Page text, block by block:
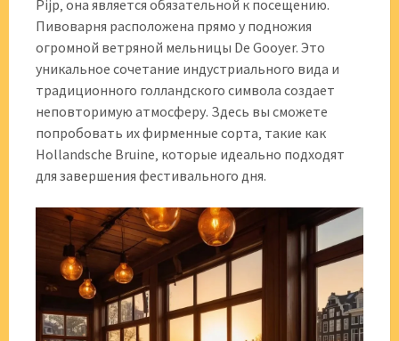
Pijp‚ она является обязательной к посещению.
Пивоварня расположена прямо у подножия
огромной ветряной мельницы De Gooyer. Это
уникальное сочетание индустриального вида и
традиционного голландского символа создает
неповторимую атмосферу. Здесь вы сможете
попробовать их фирменные сорта‚ такие как
Hollandsche Bruine‚ которые идеально подходят
для завершения фестивального дня.